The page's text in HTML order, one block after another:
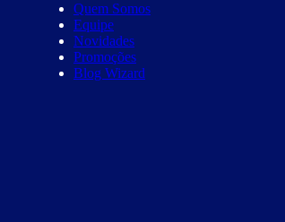
Quem Somos
Equipe
Novidades
Promoções
Blog Wizard